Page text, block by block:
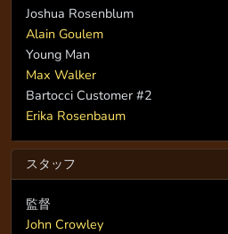
Joshua Rosenblum
Alain Goulem
Young Man
Max Walker
Bartocci Customer #2
Erika Rosenbaum
スタッフ
監督
John Crowley